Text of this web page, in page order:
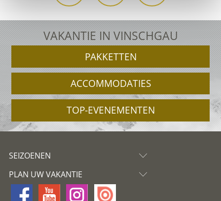
VAKANTIE IN VINSCHGAU
PAKKETTEN
ACCOMMODATIES
TOP-EVENEMENTEN
SEIZOENEN
PLAN UW VAKANTIE